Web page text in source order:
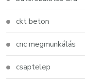
ckt beton
cnc megmunkálás
csaptelep